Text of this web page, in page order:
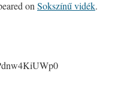
on Sokszínű vidék.